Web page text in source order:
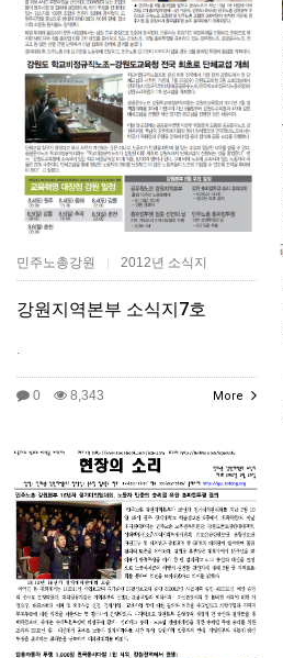
민주노총강원 | 2012년 소식지
강원지역본부 소식지7호
0 8,343 More